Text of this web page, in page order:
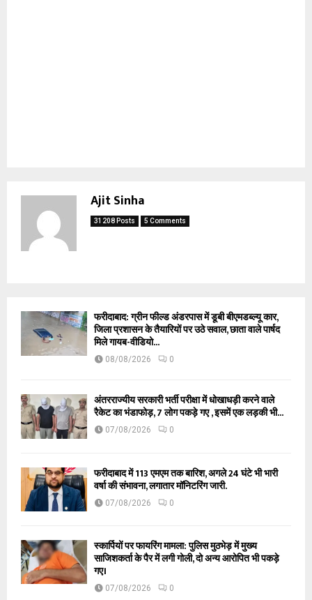
Ajit Sinha
31208 Posts 5 Comments
फरीदाबाद: ग्रीन फील्ड अंडरपास में डूबी बीएमडब्ल्यू कार,
जिला प्रशासन के तैयारियों पर उठे सवाल, छाता वाले पार्षद
मिले गायब-वीडियो...
08/08/2026 0
अंतरराज्यीय सरकारी भर्ती परीक्षा में धोखाधड़ी करने वाले
रैकेट का भंडाफोड़, 7 लोग पकड़े गए , इसमें एक लड़की भी...
07/08/2026 0
फरीदाबाद में 113 एमएम तक बारिश, अगले 24 घंटे भी भारी
वर्षा की संभावना, लगातार मॉनिटरिंग जारी.
07/08/2026 0
स्कार्पियों पर फायरिंग मामला: पुलिस मुठभेड़ में मुख्य
साजिशकर्ता के पैर में लगी गोली, दो अन्य आरोपित भी पकड़े
गए।
07/08/2026 0